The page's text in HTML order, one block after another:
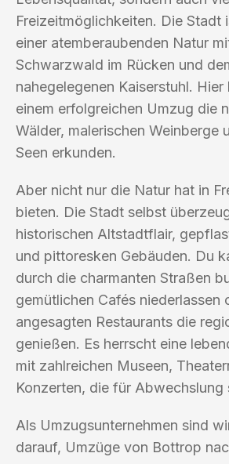
Freizeitmöglichkeiten. Die Stadt
einer atemberaubenden Natur
Schwarzwald im Rücken und
nahegelegenen Kaiserstuhl.
einem erfolgreichen Umzug die
Wälder, malerischen Weinberge
Seen erkunden.
Aber nicht nur die Natur hat in
bieten. Die Stadt selbst
historischen Altstadtflair,
und pittoresken Gebäuden. Du
durch die charmanten Straßen
gemütlichen Cafés niederlassen
angesagten Restaurants die
genießen. Es herrscht eine
mit zahlreichen Museen,
Konzerten, die für Abwechslung
Als Umzugsunternehmen sind
darauf, Umzüge von Bottrop